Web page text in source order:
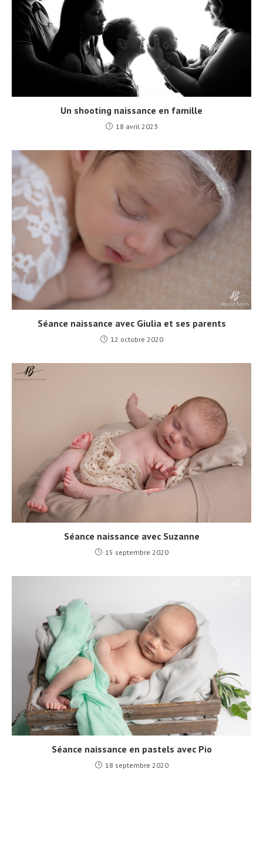
Un shooting naissance en famille
18 avril 2023
Séance naissance avec Giulia et ses parents
12 octobre 2020
Séance naissance avec Suzanne
15 septembre 2020
Séance naissance en pastels avec Pio
18 septembre 2020